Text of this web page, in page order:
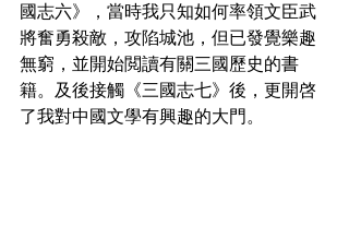
國志六》，當時我只知如何率領文臣武
將奮勇殺敵，攻陷城池，但已發覺樂趣
無窮，並開始閲讀有關三國歷史的書
籍。及後接觸《三國志七》後，更開啓
了我對中國文學有興趣的大門。